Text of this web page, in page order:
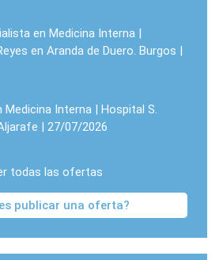
en Medicina Interna |
en Aranda de Duero. Burgos |
Medicina Interna | Hospital S.
| 27/07/2026
todas las ofertas
publicar una oferta?